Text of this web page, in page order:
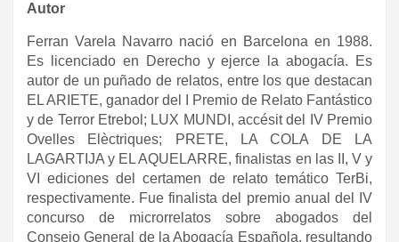
Autor
Ferran Varela Navarro nació en Barcelona en 1988.
Es licenciado en Derecho y ejerce la abogacía. Es
autor de un puñado de relatos, entre los que destacan
EL ARIETE, ganador del I Premio de Relato Fantástico
y de Terror Etrebol; LUX MUNDI, accésit del IV Premio
Ovelles Elèctriques; PRETE, LA COLA DE LA
LAGARTIJA y EL AQUELARRE, finalistas en las II, V y
VI ediciones del certamen de relato temático TerBi,
respectivamente. Fue finalista del premio anual del IV
concurso de microrrelatos sobre abogados del
Consejo General de la Abogacía Española, resultando